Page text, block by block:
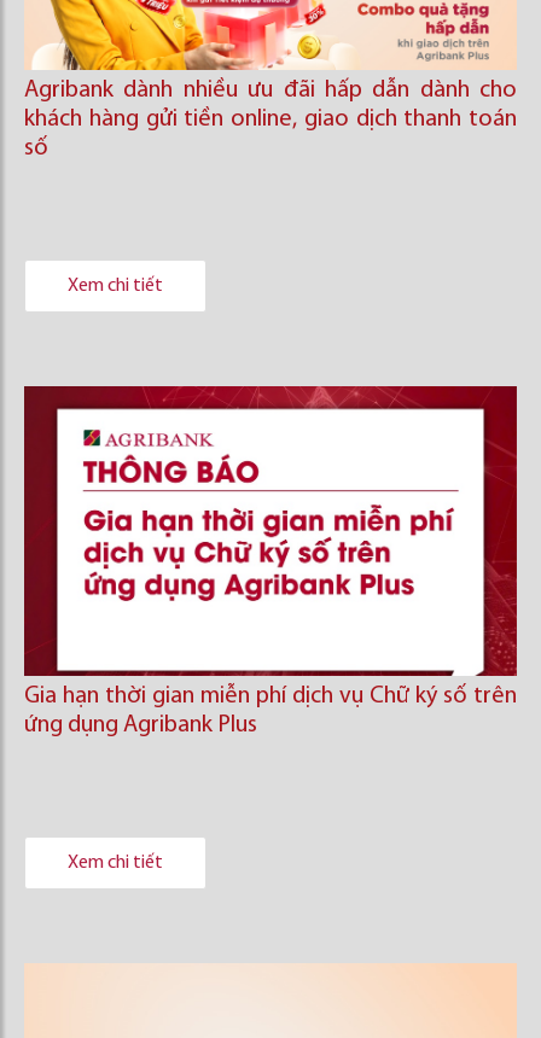
Agribank dành nhiều ưu đãi hấp dẫn dành cho
khách hàng gửi tiền online, giao dịch thanh toán
số
Xem chi tiết
Gia hạn thời gian miễn phí dịch vụ Chữ ký số trên
ứng dụng Agribank Plus
Xem chi tiết